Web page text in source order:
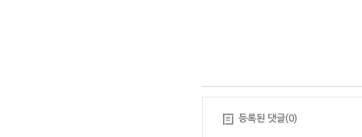
등록된 댓글(0)